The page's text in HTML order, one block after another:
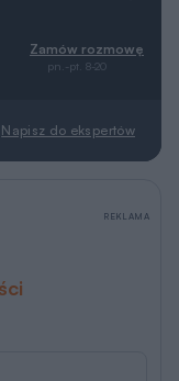
Zamów rozmowę
pn.-pt. 8-20
Napisz do ekspertów
REKLAMA